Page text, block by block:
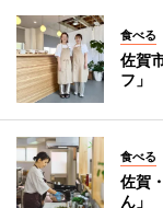
食べる
佐賀
フ」
食べる
佐賀
ん」